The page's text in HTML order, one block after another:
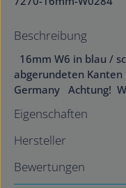
Beschreibung
16mm W6 in blau /
abgerundeten
Germany Achtung!
Eigenschaften
Hersteller
Bewertungen